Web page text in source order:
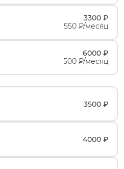
3300 ₽
550 ₽/месяц
6000 ₽
500 ₽/месяц
3500 ₽
4000 ₽